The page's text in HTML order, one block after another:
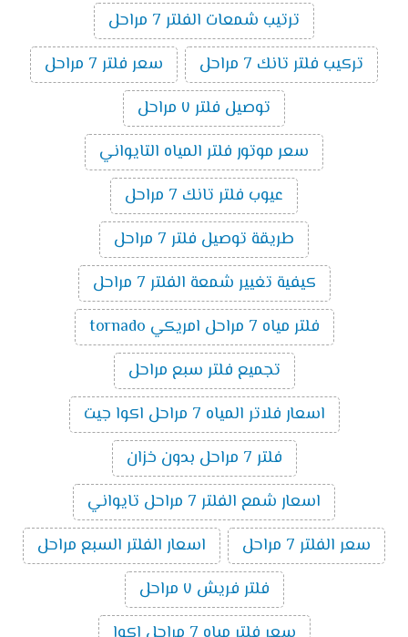
ترتيب شمعات الفلتر 7 مراحل
تركيب فلتر تانك 7 مراحل
سعر فلتر 7 مراحل
توصيل فلتر ٧ مراحل
سعر موتور فلتر المياه التايواني
عيوب فلتر تانك 7 مراحل
طريقة توصيل فلتر 7 مراحل
كيفية تغيير شمعة الفلتر 7 مراحل
فلتر مياه 7 مراحل امريكي tornado
تجميع فلتر سبع مراحل
اسعار فلاتر المياه 7 مراحل اكوا جيت
فلتر 7 مراحل بدون خزان
اسعار شمع الفلتر 7 مراحل تايواني
سعر الفلتر 7 مراحل
اسعار الفلتر السبع مراحل
فلتر فريش ٧ مراحل